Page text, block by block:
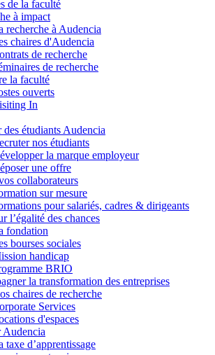
de la faculté
à impact
recherche à Audencia
chaires d'Audencia
de recherche
de recherche
la faculté
ouverts
In
des étudiants Audencia
nos étudiants
la marque employeur
une offre
collaborateurs
sur mesure
pour salariés, cadres & dirigeants
l’égalité des chances
fondation
bourses sociales
handicap
BRIO
la transformation des entreprises
chaires de recherche
Services
d'espaces
Audencia
taxe d’apprentissage